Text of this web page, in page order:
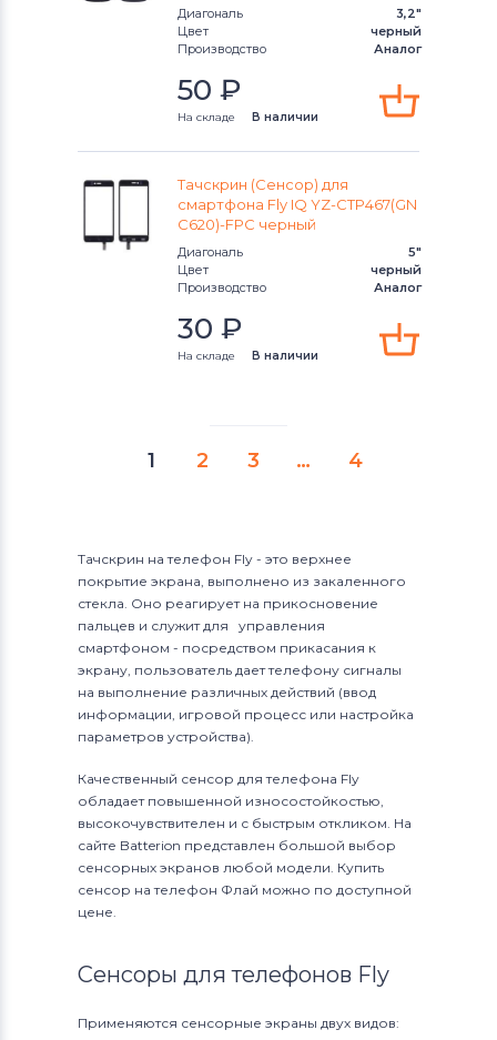
Диагональ
3,2"
Цвет
черный
Производство
Аналог
50 ₽
На складе В наличии
Тачскрин (Сенсор) для
смартфона Fly IQ YZ-CTP467(GN
C620)-FPC черный
Диагональ
5"
Цвет
черный
Производство
Аналог
30 ₽
На складе В наличии
1 2 3 … 4
Тачскрин на телефон Fly - это верхнее
покрытие экрана, выполнено из закаленного
стекла. Оно реагирует на прикосновение
пальцев и служит для управления
смартфоном - посредством прикасания к
экрану, пользователь дает телефону сигналы
на выполнение различных действий (ввод
информации, игровой процесс или настройка
параметров устройства).
Качественный сенсор для телефона Fly
обладает повышенной износостойкостью,
высокочувствителен и с быстрым откликом. На
сайте Batterion представлен большой выбор
сенсорных экранов любой модели. Купить
сенсор на телефон Флай можно по доступной
цене.
Сенсоры для телефонов Fly
Применяются сенсорные экраны двух видов: